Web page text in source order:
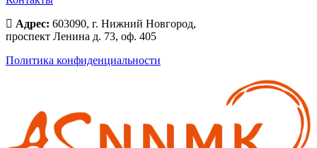
Адрес: 603090, г. Нижний Новгород,
проспект Ленина д. 73, оф. 405
Политика конфиденциальности